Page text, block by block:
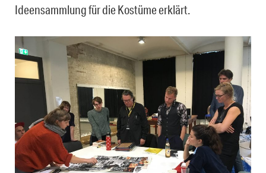
Ideensammlung für die Kostüme erklärt.